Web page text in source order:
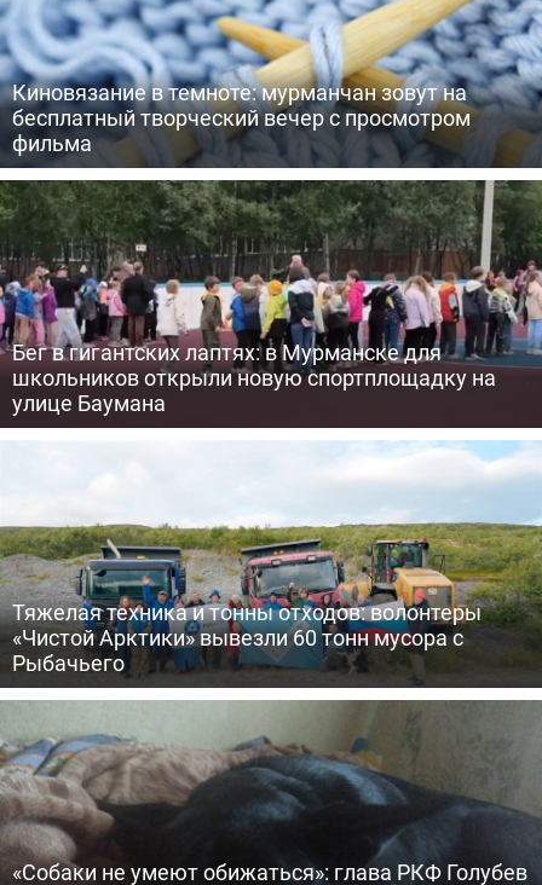
Киновязание в темноте: мурманчан зовут на
бесплатный творческий вечер с просмотром
фильма
Бег в гигантских лаптях: в Мурманске для
школьников открыли новую спортплощадку на
улице Баумана
Тяжелая техника и тонны отходов: волонтеры
«Чистой Арктики» вывезли 60 тонн мусора с
Рыбачьего
«Собаки не умеют обижаться»: глава РКФ Голубев